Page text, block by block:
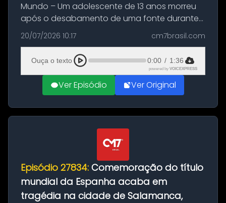
Mundo – Um adolescente de 13 anos morreu
após o desabamento de uma fonte durante
as comemorações pelo título da Copa do
Mundo conquistado pela Espanha, em
Ciudad Rodrigo, na província de Salamanca,
no...
20/07/2026 10:17 cm7brasil.com
Ouça o texto 0:00 / 1:36
powered by VOICEXPRESS
Ver Episódio Ver Original
Episódio 27834: Comemoração do título
mundial da Espanha acaba em
tragédia na cidade de Salamanca,